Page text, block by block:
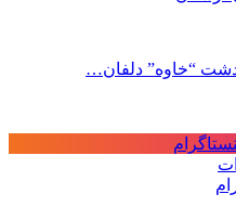
دشت “خاوه” دلفان…